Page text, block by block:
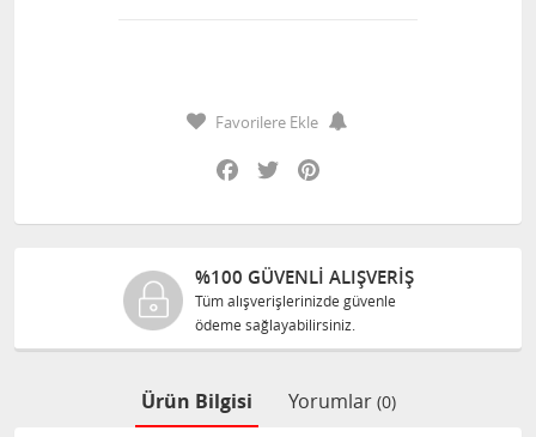
Favorilere Ekle
Facebook
Twitter
%100 GÜVENLİ ALIŞVERİŞ
Tüm alışverişlerinizde güvenle
ödeme sağlayabilirsiniz.
Ürün Bilgisi Yorumlar (0)